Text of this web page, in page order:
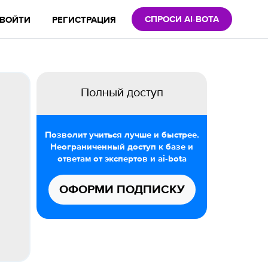
ВОЙТИ РЕГИСТРАЦИЯ СПРОСИ AI-BOTA
Полный доступ
Позволит учиться лучше и быстрее.
Неограниченный доступ к базе и
ответам от экспертов и ai-bota
ОФОРМИ ПОДПИСКУ